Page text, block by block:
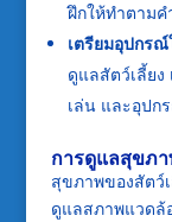
ฝึกให้ทำตามค
เตรียมอุปกร
ดูแลสัตว์เลี้ย
เล่น และอุปก
การดูแลสุขภา
สุขภาพของสัตว์
ดูแลสภาพแวดล้